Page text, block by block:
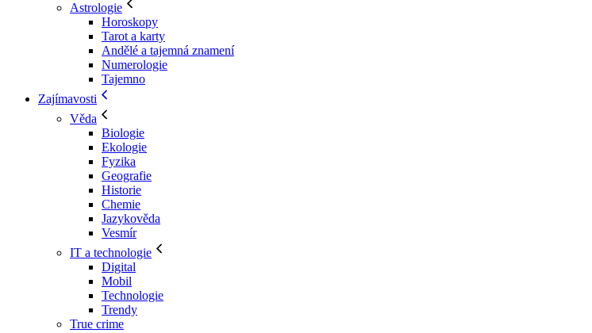
Astrologie
Horoskopy
Tarot a karty
Andělé a tajemná znamení
Numerologie
Tajemno
Zajímavosti
Věda
Biologie
Ekologie
Fyzika
Geografie
Historie
Chemie
Jazykověda
Vesmír
IT a technologie
Digital
Mobil
Technologie
Trendy
True crime